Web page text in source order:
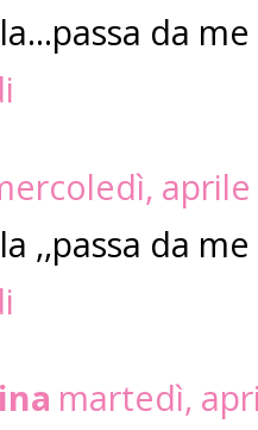
da
aprile
,,passa da
martedì,